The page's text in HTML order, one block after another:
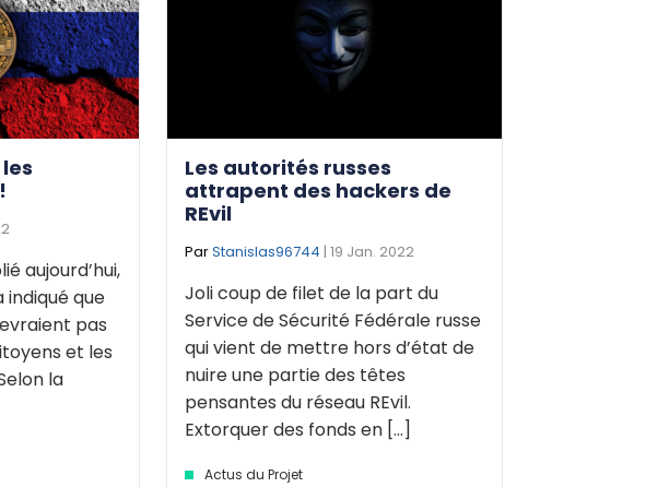
aujourd’hui,
indiqué que
pas
et les
la
Les autorités russes
attrapent des hackers de
REvil
ParStanislas96744 | 19 Jan. 2022
Joli coup de filet de la part du
Service de Sécurité Fédérale russe
qui vient de mettre hors d’état de
nuire une partie des têtes
pensantes du réseau REvil.
Extorquer des fonds en [...]
Actus du Projet